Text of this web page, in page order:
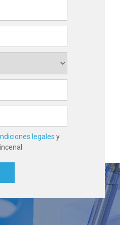
legales y